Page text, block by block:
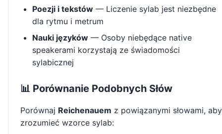
Poezji i tekstów — Liczenie sylab jest niezbędne
dla rytmu i metrum
Nauki języków — Osoby niebędące native
speakerami korzystają ze świadomości
sylabicznej
📊 Porównanie Podobnych Słów
Porównaj Reichenauem z powiązanymi słowami, aby
zrozumieć wzorce sylab: